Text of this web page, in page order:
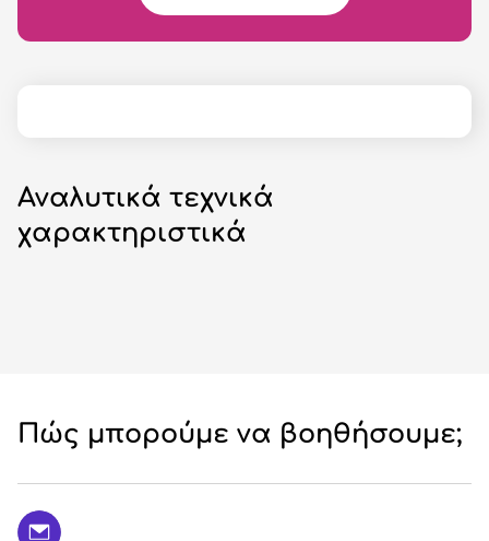
Αναλυτικά τεχνικά
χαρακτηριστικά
Πώς μπορούμε να βοηθήσουμε;